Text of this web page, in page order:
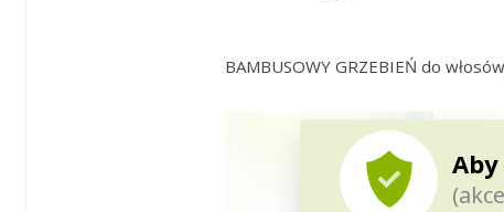
BAMBUSOWY GRZEBIEŃ do